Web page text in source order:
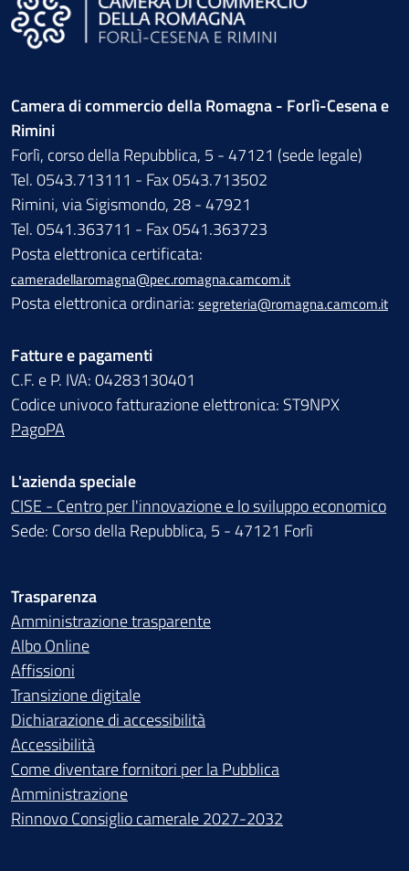
Camera di commercio della Romagna - Forlì-Cesena e
Rimini
Forlì, corso della Repubblica, 5 - 47121 (sede legale)
Tel. 0543.713111 - Fax 0543.713502
Rimini, via Sigismondo, 28 - 47921
Tel. 0541.363711 - Fax 0541.363723
Posta elettronica certificata:
cameradellaromagna@pec.romagna.camcom.it
Posta elettronica ordinaria: segreteria@romagna.camcom.it
Fatture e pagamenti
C.F. e P. IVA: 04283130401
Codice univoco fatturazione elettronica: ST9NPX
PagoPA
L'azienda speciale
CISE - Centro per l'innovazione e lo sviluppo economico
Sede: Corso della Repubblica, 5 - 47121 Forlì
Trasparenza
Amministrazione trasparente
Albo Online
Affissioni
Transizione digitale
Dichiarazione di accessibilità
Accessibilità
Come diventare fornitori per la Pubblica
Amministrazione
Rinnovo Consiglio camerale 2027-2032